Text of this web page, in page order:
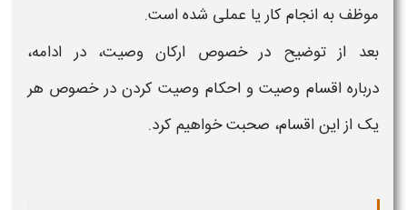
موظف به انجام کار یا عملی شده است.
بعد از توضیح در خصوص ارکان وصیت، در ادامه،
درباره اقسام وصیت و احکام وصیت کردن در خصوص هر
یک از این اقسام، صحبت خواهیم کرد.